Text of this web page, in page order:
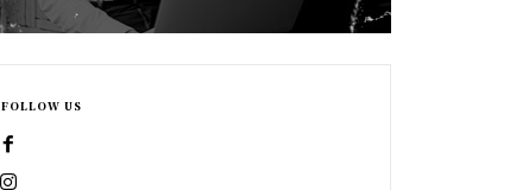
FOLLOW US